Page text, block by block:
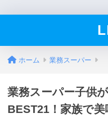
ホーム 業務スーパー
業務スーパー子供
BEST21！家族で